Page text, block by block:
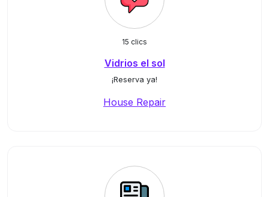
15 clics
Vidrios el sol
¡Reserva ya!
House Repair